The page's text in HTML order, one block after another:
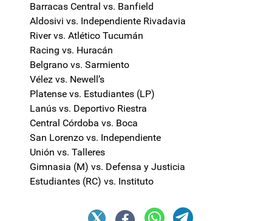
Barracas Central vs. Banfield
Aldosivi vs. Independiente Rivadavia
River vs. Atlético Tucumán
Racing vs. Huracán
Belgrano vs. Sarmiento
Vélez vs. Newell’s
Platense vs. Estudiantes (LP)
Lanús vs. Deportivo Riestra
Central Córdoba vs. Boca
San Lorenzo vs. Independiente
Unión vs. Talleres
Gimnasia (M) vs. Defensa y Justicia
Estudiantes (RC) vs. Instituto